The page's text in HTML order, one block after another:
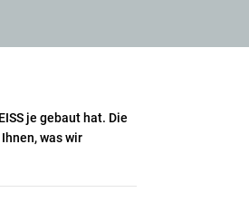
je gebaut hat. Die
was wir